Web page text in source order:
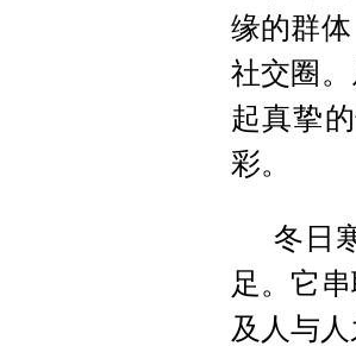
缘的群
社交圈
起真挚
彩。
冬日
足。它
及人与